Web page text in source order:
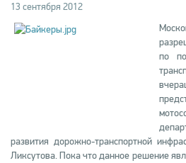
13 сентября 2012
по
развития дорожно-транспортной
Ликсутова. Пока что данное решение